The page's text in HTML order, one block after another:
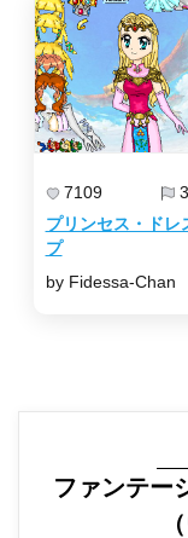
7109
プリンセス・ドレ
プ
by Fidessa-Chan
ファンテー